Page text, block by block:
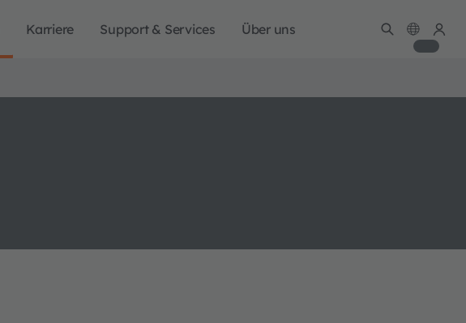
Karriere Support & Services Über uns